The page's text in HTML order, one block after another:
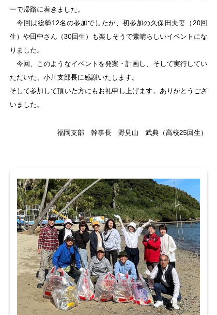
ーで帰路に着きました。
今回は総勢12名の参加でしたが、初参加の久保田夫妻（20回
生）や田中さん（30回生）も楽しそうで素晴らしいイベントにな
りました。
今回、このようなイベントを発案・計画し、そして実行してい
ただいた、小川支部長に感謝いたします。
そして参加して頂いた方にもお礼申し上げます。ありがとうござ
いました。
福岡支部 幹事長 野見山 武典（高校25回生）